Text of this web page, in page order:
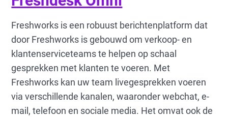
Freshworks is een robuust berichtenplatform dat
door Freshworks is gebouwd om verkoop- en
klantenserviceteams te helpen op schaal
gesprekken met klanten te voeren. Met
Freshworks kan uw team livegesprekken voeren
via verschillende kanalen, waaronder webchat, e-
mail, telefoon en sociale media. Het omvat ook de